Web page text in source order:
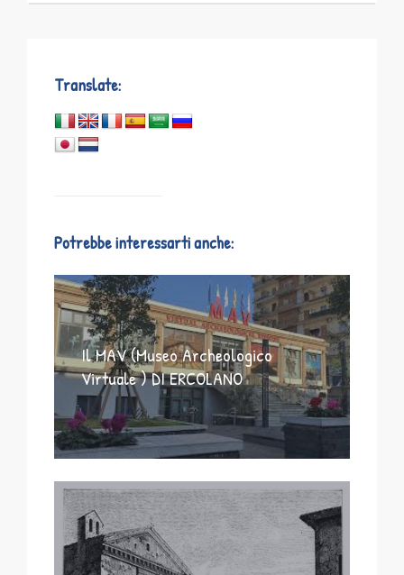
Translate:
Potrebbe interessarti anche:
Il MAV (Museo Archeologico
Virtuale ) DI ERCOLANO